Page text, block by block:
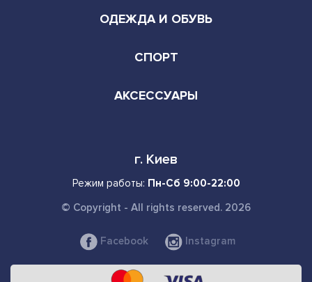
ОДЕЖДА И ОБУВЬ
СПОРТ
АКСЕССУАРЫ
г. Киев
Режим работы: Пн-Сб 9:00-22:00
© Copyright - All rights reserved. 2026
Facebook Instagram